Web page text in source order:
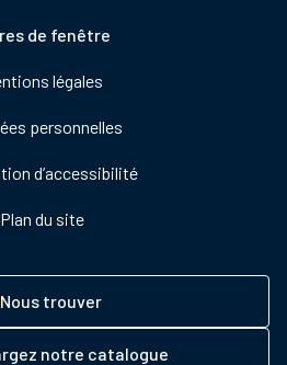
de fenêtre
légales
personnelles
d’accessibilité
Plan du site
Nous trouver
notre catalogue